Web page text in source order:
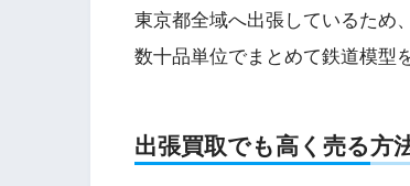
東京都全域へ出張しているため
数十品単位でまとめて鉄道模型
出張買取でも高く売る方